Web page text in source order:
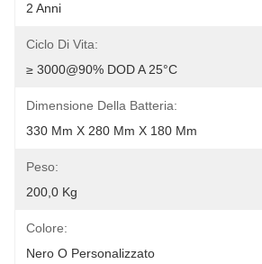
2 Anni
Ciclo Di Vita:
≥ 3000@90% DOD A 25°C
Dimensione Della Batteria:
330 Mm X 280 Mm X 180 Mm
Peso:
200,0 Kg
Colore:
Nero O Personalizzato